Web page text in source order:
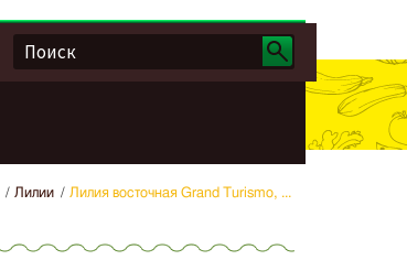
Лилии Лилия восточная Grand Turismo, ...